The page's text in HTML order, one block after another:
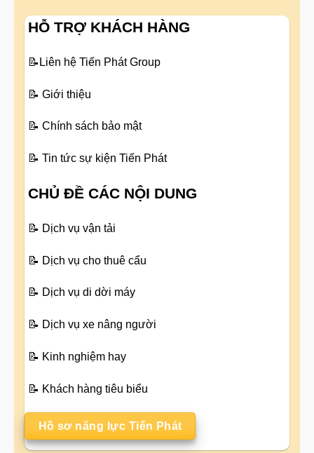
HỖ TRỢ KHÁCH HÀNG
📝 Liên hệ Tiến Phát Group
📝 Giới thiệu
📝 Chính sách bảo mật
📝 Tin tức sự kiện Tiến Phát
CHỦ ĐỀ CÁC NỘI DUNG
📝 Dịch vụ vận tải
📝 Dịch vụ cho thuê cẩu
📝 Dịch vụ di dời máy
📝 Dịch vụ xe nâng người
📝 Kinh nghiệm hay
📝 Khách hàng tiêu biểu
Hồ sơ năng lực Tiến Phát